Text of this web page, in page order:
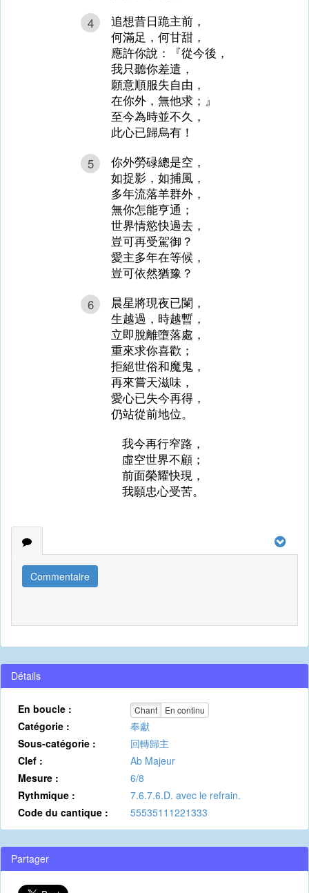
4
追想昔日跪主前，
何滿足，何甘甜，
應許你說：『從今後，
我只聽你差遣，
願意順服失自由，
在你外，無他求；』
至今為時並不久，
此心已歸烏有！
5
你外勞碌總是空，
如捉影，如捕風，
多年流落羊群外，
無你怎能亨通；
世界情慾快過去，
豈可再受駕御？
愛主多年在等候，
豈可依然猶豫？
6
晨星將現夜已闌，
生越過，時越暫，
立即脫離墮落處，
重來求你喜歡；
拒絕世俗和魔鬼，
再來嘗天滋味，
愛心已失今再得，
仍站從前地位。
我今再行窄路，
虛空世界不顧；
前面榮耀快現，
我願忠心受苦。
Commentaire
Détails
En boucle : Chant En continu
Catégorie :
奉獻
Sous-catégorie :
回轉歸主
Clef :
Ab Majeur
Mesure :
6/8
Rythmique :
7.6.7.6.D. avec le refrain.
Code du cantique :
55535111221333
Partager